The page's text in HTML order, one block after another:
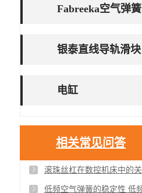
Fabreeka空气弹簧
银泰直线导轨滑块
电缸
相关常见问答